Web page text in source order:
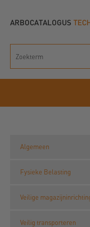
ARBOCATALOGUS
Algemeen
Fysieke Belasting
Veilige
Veilig transporteren